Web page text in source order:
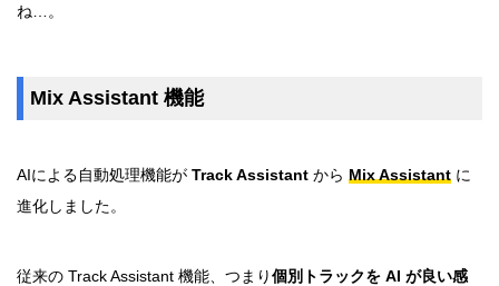
ね…。
Mix Assistant 機能
AIによる自動処理機能が Track Assistant から Mix Assistant に
進化しました。
従来の Track Assistant 機能、つまり個別トラックを AI が良い感